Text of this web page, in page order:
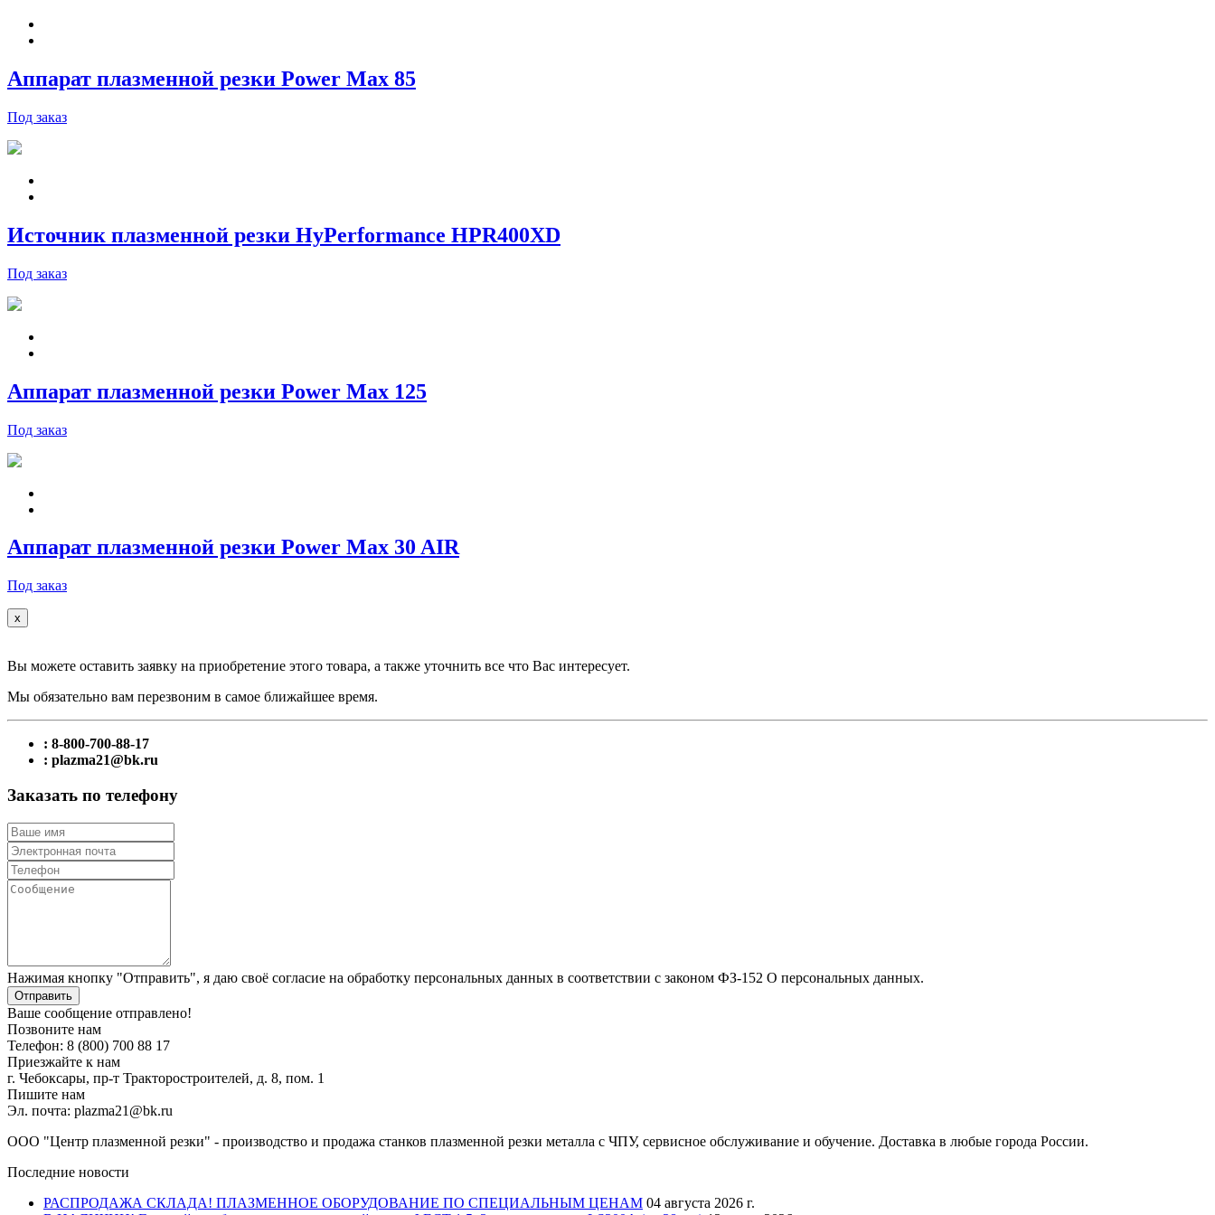
Аппарат плазменной резки Power Max 85
Под заказ
Источник плазменной резки HyPerformance HPR400XD
Под заказ
Аппарат плазменной резки Power Max 125
Под заказ
Аппарат плазменной резки Power Max 30 AIR
Под заказ
x
Вы можете оставить заявку на приобретение этого товара, а также уточнить все что Вас интересует.
Мы обязательно вам перезвоним в самое ближайшее время.
: 8-800-700-88-17
: plazma21@bk.ru
Заказать по телефону
Нажимая кнопку "Отправить", я даю своё согласие на обработку персональных данных в соответствии с законом ФЗ-152 О персональных данных.
Отправить
Ваше сообщение отправлено!
Позвоните нам
Телефон: 8 (800) 700 88 17
Приезжайте к нам
г. Чебоксары, пр-т Тракторостроителей, д. 8, пом. 1
Пишите нам
Эл. почта: plazma21@bk.ru
ООО "Центр плазменной резки" - производство и продажа станков плазменной резки металла с ЧПУ, сервисное обслуживание и обучение. Доставка в любые города России.
Последние новости
РАСПРОДАЖА СКЛАДА! ПЛАЗМЕННОЕ ОБОРУДОВАНИЕ ПО СПЕЦИАЛЬНЫМ ЦЕНАМ 04 августа 2026 г.